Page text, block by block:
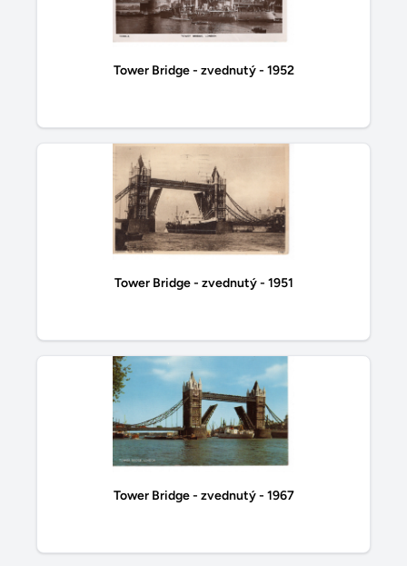
Tower Bridge - zvednutý - 1952
Tower Bridge - zvednutý - 1951
Tower Bridge - zvednutý - 1967